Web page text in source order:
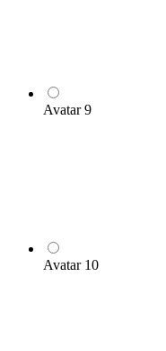
Avatar 9
Avatar 10